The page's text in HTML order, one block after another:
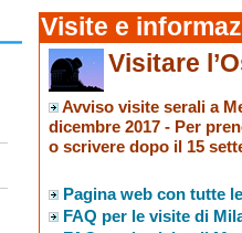
Visite e
Visitare
Avviso visite serali a
dicembre 2017 - Per
o scrivere dopo il 15
Pagina web con tutte
FAQ per le visite di